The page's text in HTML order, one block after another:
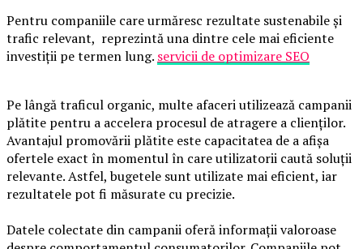
Pentru companiile care urmăresc rezultate sustenabile și
trafic relevant, reprezintă una dintre cele mai eficiente
investiții pe termen lung. servicii de optimizare SEO
Pe lângă traficul organic, multe afaceri utilizează campanii
plătite pentru a accelera procesul de atragere a clienților.
Avantajul promovării plătite este capacitatea de a afișa
ofertele exact în momentul în care utilizatorii caută soluții
relevante. Astfel, bugetele sunt utilizate mai eficient, iar
rezultatele pot fi măsurate cu precizie.
Datele colectate din campanii oferă informații valoroase